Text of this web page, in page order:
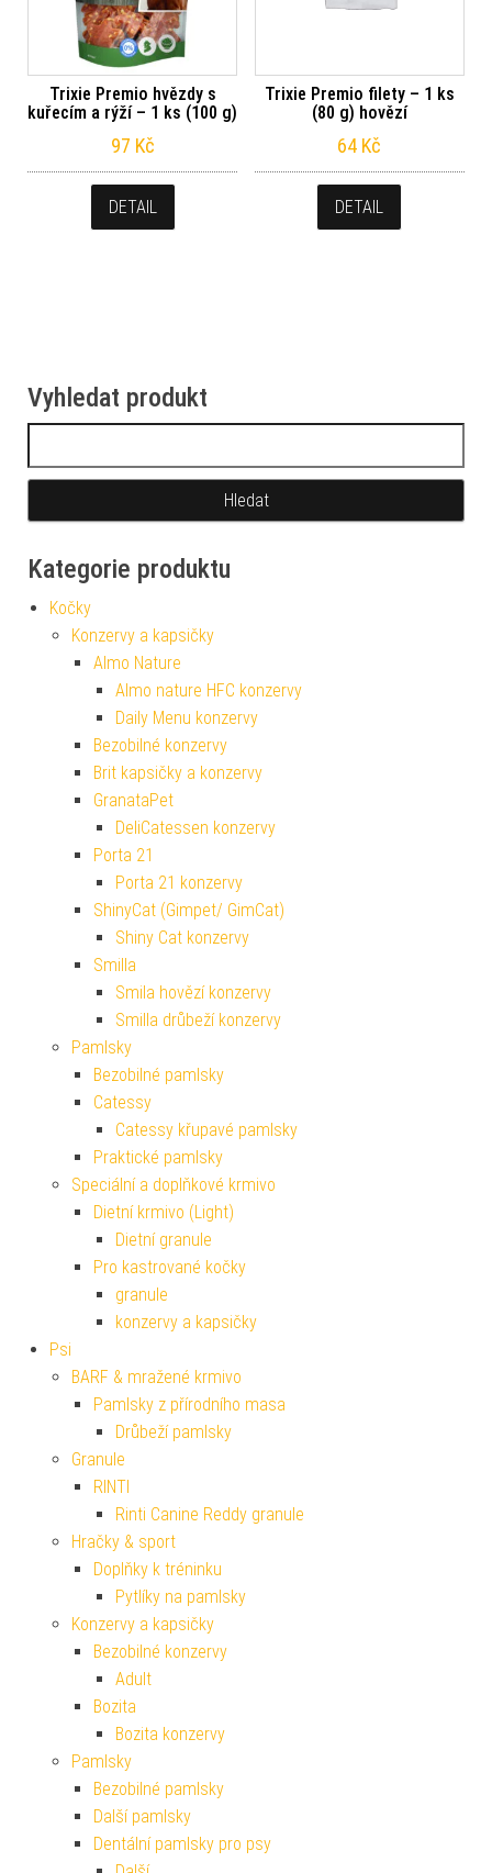
Trixie Premio hvězdy s
kuřecím a rýží – 1 ks (100 g)
97 Kč
DETAIL
Trixie Premio filety – 1 ks
(80 g) hovězí
64 Kč
DETAIL
Vyhledat produkt
Kategorie produktu
Kočky
Konzervy a kapsičky
Almo Nature
Almo nature HFC konzervy
Daily Menu konzervy
Bezobilné konzervy
Brit kapsičky a konzervy
GranataPet
DeliCatessen konzervy
Porta 21
Porta 21 konzervy
ShinyCat (Gimpet/ GimCat)
Shiny Cat konzervy
Smilla
Smila hovězí konzervy
Smilla drůbeží konzervy
Pamlsky
Bezobilné pamlsky
Catessy
Catessy křupavé pamlsky
Praktické pamlsky
Speciální a doplňkové krmivo
Dietní krmivo (Light)
Dietní granule
Pro kastrované kočky
granule
konzervy a kapsičky
Psi
BARF & mražené krmivo
Pamlsky z přírodního masa
Drůbeží pamlsky
Granule
RINTI
Rinti Canine Reddy granule
Hračky & sport
Doplňky k tréninku
Pytlíky na pamlsky
Konzervy a kapsičky
Bezobilné konzervy
Adult
Bozita
Bozita konzervy
Pamlsky
Bezobilné pamlsky
Další pamlsky
Dentální pamlsky pro psy